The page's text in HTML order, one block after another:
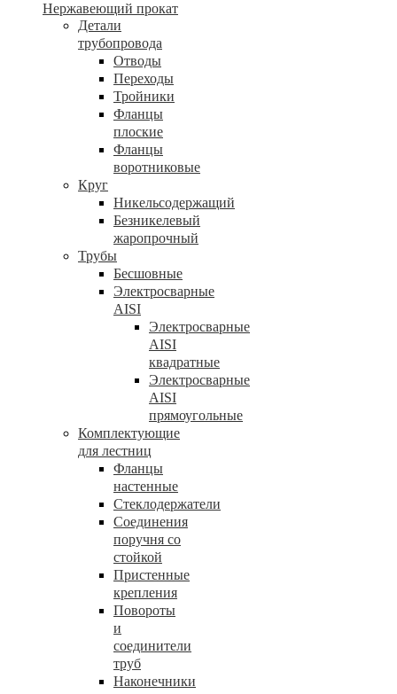
Нержавеющий прокат
Детали
трубопровода
Отводы
Переходы
Тройники
Фланцы
плоские
Фланцы
воротниковые
Круг
Никельсодержащий
Безникелевый
жаропрочный
Трубы
Бесшовные
Электросварные
AISI
Электросварные
AISI
квадратные
Электросварные
AISI
прямоугольные
Комплектующие
для лестниц
Фланцы
настенные
Стеклодержатели
Соединения
поручня со
стойкой
Пристенные
крепления
Повороты
и
соединители
труб
Наконечники